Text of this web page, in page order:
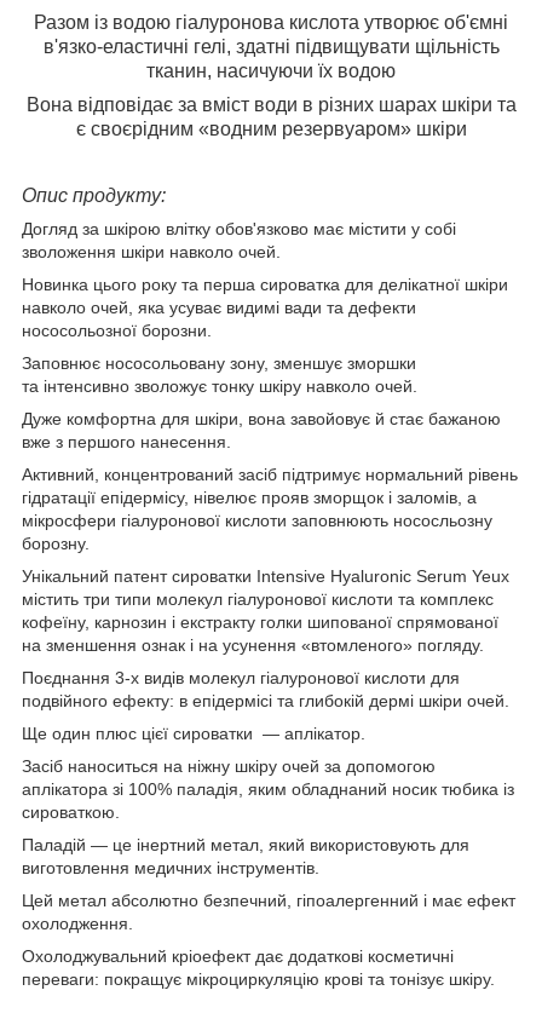
Разом із водою гіалуронова кислота утворює об'ємні
в'язко-еластичні гелі, здатні підвищувати щільність
тканин, насичуючи їх водою
Вона відповідає за вміст води в різних шарах шкіри та
є своєрідним «водним резервуаром» шкіри
Опис продукту:
Догляд за шкірою влітку обов'язково має містити у собі
зволоження шкіри навколо очей.
Новинка цього року та перша сироватка для делікатної шкіри
навколо очей, яка усуває видимі вади та дефекти
нососольозної борозни.
Заповнює нососольовану зону, зменшує зморшки
та інтенсивно зволожує тонку шкіру навколо очей.
Дуже комфортна для шкіри, вона завойовує й стає бажаною
вже з першого нанесення.
Активний, концентрований засіб підтримує нормальний рівень
гідратації епідермісу, нівелює прояв зморщок і заломів, а
мікросфери гіалуронової кислоти заповнюють нососльозну
борозну.
Унікальний патент сироватки Intensive Hyaluronic Serum Yeux
містить три типи молекул гіалуронової кислоти та комплекс
кофеїну, карнозин і екстракту голки шипованої спрямованої
на зменшення ознак і на усунення «втомленого» погляду.
Поєднання 3-х видів молекул гіалуронової кислоти для
подвійного ефекту: в епідермісі та глибокій дермі шкіри очей.
Ще один плюс цієї сироватки — аплікатор.
Засіб наноситься на ніжну шкіру очей за допомогою
аплікатора зі 100% паладія, яким обладнаний носик тюбика із
сироваткою.
Паладій — це інертний метал, який використовують для
виготовлення медичних інструментів.
Цей метал абсолютно безпечний, гіпоалергенний і має ефект
охолодження.
Охолоджувальний кріоефект дає додаткові косметичні
переваги: покращує мікроциркуляцію крові та тонізує шкіру.